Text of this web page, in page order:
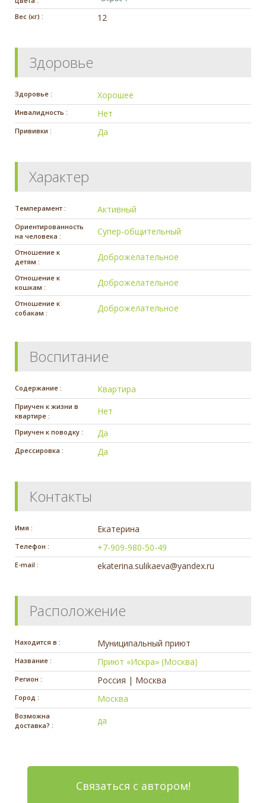
Вес (кг) : 12
Здоровье
Здоровье : Хорошее
Инвалидность : Нет
Прививки : Да
Характер
Темперамент : Активный
Ориентированность
на человека :
Супер-общительный
Отношение к
детям :
Доброжелательное
Отношение к
кошкам :
Доброжелательное
Отношение к
собакам :
Доброжелательное
Воспитание
Содержание : Квартира
Приучен к жизни в
квартире :
Нет
Приучен к поводку : Да
Дрессировка : Да
Контакты
Имя : Екатерина
Телефон : +7-909-980-50-49
E-mail : ekaterina.sulikaeva@yandex.ru
Расположение
Находится в : Муниципальный приют
Название : Приют «Искра» (Москва)
Регион : Россия | Москва
Город : Москва
Возможна
доставка? :
да
Связаться с автором!